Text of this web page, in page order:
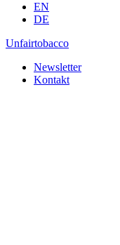
EN
DE
Unfairtobacco
Newsletter
Kontakt